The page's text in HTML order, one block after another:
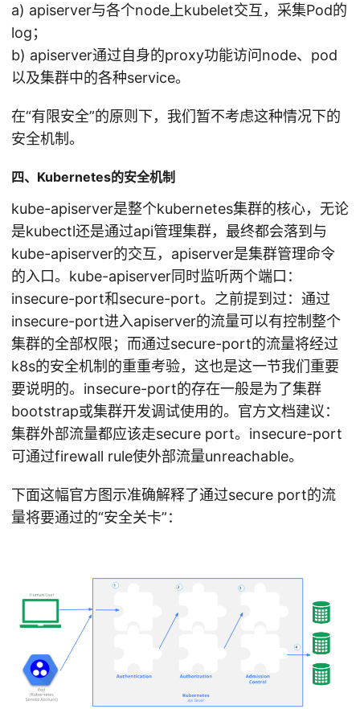
a) apiserver与各个node上kubelet交互，采集Pod的
log；
b) apiserver通过自身的proxy功能访问node、pod
以及集群中的各种service。
在“有限安全”的原则下，我们暂不考虑这种情况下的
安全机制。
四、Kubernetes的安全机制
kube-apiserver是整个kubernetes集群的核心，无论
是kubectl还是通过api管理集群，最终都会落到与
kube-apiserver的交互，apiserver是集群管理命令
的入口。kube-apiserver同时监听两个端口：
insecure-port和secure-port。之前提到过：通过
insecure-port进入apiserver的流量可以有控制整个
集群的全部权限；而通过secure-port的流量将经过
k8s的安全机制的重重考验，这也是这一节我们重要
要说明的。insecure-port的存在一般是为了集群
bootstrap或集群开发调试使用的。官方文档建议：
集群外部流量都应该走secure port。insecure-port
可通过firewall rule使外部流量unreachable。
下面这幅官方图示准确解释了通过secure port的流
量将要通过的“安全关卡”：